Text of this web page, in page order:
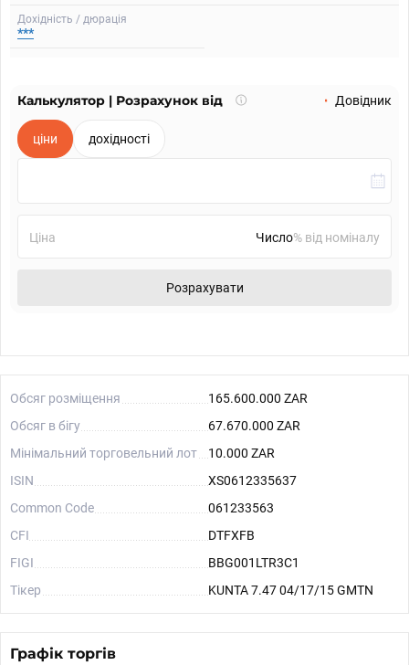
Дохідність / дюрація
***
Калькулятор | Розрахунок від
Що
Довідник
ціни дохідності
Ціна % від номіналу
Розрахувати
Обсяг розміщення
165.600.000 ZAR
Обсяг в бігу
67.670.000 ZAR
Мінімальний торговельний лот
10.000 ZAR
ISIN
XS0612335637
Common Code
061233563
CFI
DTFXFB
FIGI
BBG001LTR3C1
Тікер
KUNTA 7.47 04/17/15 GMTN
Графік торгів